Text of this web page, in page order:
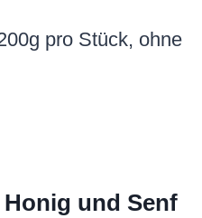
pro Stück, ohne
und Senf